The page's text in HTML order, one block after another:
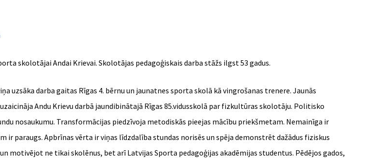
skolotājai Andai Krievai. Skolotājas pedagoģiskais darba stāžs ilgst 53 gadus.
uzsāka darba gaitas Rīgas 4. bērnu un jaunatnes sporta skolā kā vingrošanas trenere. Jaunās
Andu Krievu darbā jaundibinātajā Rīgas 85.vidusskolā par fizkultūras skolotāju. Politisko
nosaukumu. Transformācijas piedzīvoja metodiskās pieejas mācību priekšmetam. Nemainīga ir
paraugs. Apbrīnas vērta ir viņas līdzdalība stundas norisēs un spēja demonstrēt dažādus fiziskus
ne tikai skolēnus, bet arī Latvijas Sporta pedagoģijas akadēmijas studentus. Pēdējos gados,